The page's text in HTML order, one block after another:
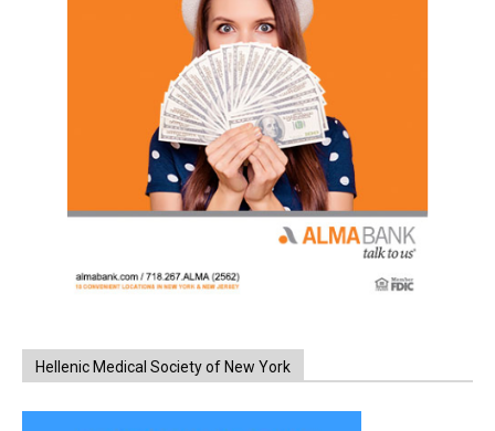
Hellenic Medical Society of New York